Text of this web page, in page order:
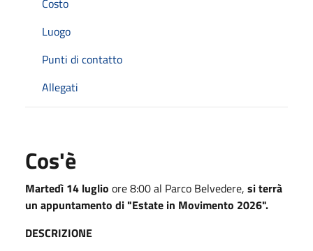
Luogo
Punti di contatto
Allegati
Cos'è
Martedì 14 luglio ore 8:00 al Parco Belvedere, si terrà
un appuntamento di "Estate in Movimento 2026".
DESCRIZIONE